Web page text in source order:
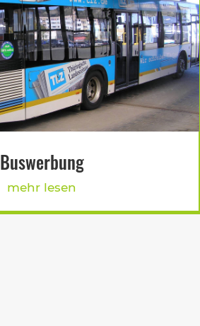
Buswerbung
mehr lesen